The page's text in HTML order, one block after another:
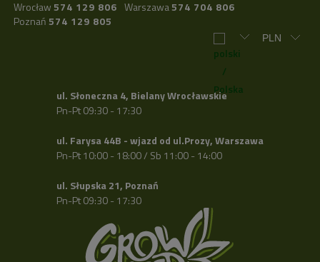
Wrocław 574 129 806 Warszawa574 704 806
Poznań 574 129 805
ul. Słoneczna 4, Bielany Wrocławskie
Pn-Pt 09:30 - 17:30
ul. Farysa 44B - wjazd od ul.Prozy, Warszawa
Pn-Pt 10:00 - 18:00 / Sb 11:00 - 14:00
ul. Słupska 21, Poznań
Pn-Pt 09:30 - 17:30